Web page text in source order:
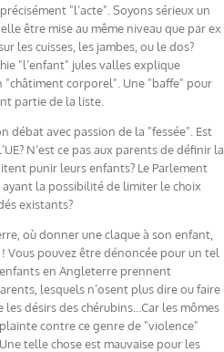
"l’acte". Soyons sérieux un
être mise au même niveau que par ex
les cuisses, les jambes, ou le dos?
"l’enfant" jules valles explique
"châtiment corporel". Une "baffe" pour
partie de la liste.
débat avec passion de la "fessée". Est
N’est ce pas aux parents de définir la
punir leurs enfants? Le Parlement
ayant la possibilité de limiter le choix
existants?
où donner une claque à son enfant,
Vous pouvez être dénoncée pour un tel
en Angleterre prennent
lesquels n’osent plus dire ou faire
les désirs des chérubins…Car les mômes
contre ce genre de "violence"
telle chose est mauvaise pour les